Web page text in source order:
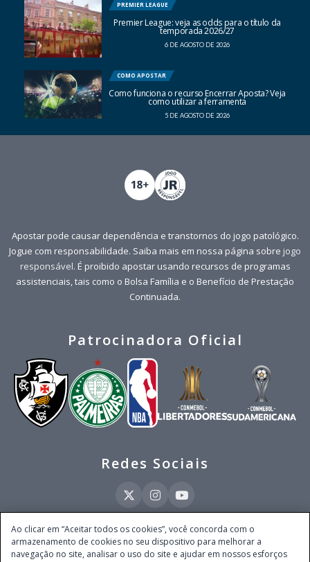
PREMIER LEAGUE
Premier League: veja as odds para o título da
temporada 2026/27
6 DE AGOSTO DE 2026
COMO APOSTAR
Como funciona o recurso Encerrar Aposta? Veja
como utilizar a ferramenta
5 DE AGOSTO DE 2026
Apostar pode causar dependência e transtornos do jogo patológico.
Jogue com responsabilidade. Saiba mais em nossa página sobre jogo
responsável. É proibido apostar usando recursos de programas
assistenciais, tais como o Bolsa Família e o Benefício de Prestação
Continuada.
Patrocinadora Oficial
Redes Sociais
Este site é operado pela Ventmear Brasil LTDA (CNPJ 52.868.380/0001-84), com
endereço na Avenida Brigadeiro Faria Lima, nº 4.055, 3º andar, Itaim Bibi, no
Ao clicar em “Aceitar todos os cookies”, você concorda com o
armazenamento de cookies no seu dispositivo para melhorar a
navegação no site, analisar o uso do site e ajudar em nossos esforços